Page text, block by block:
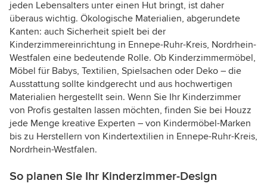
jeden Lebensalters unter einen Hut bringt, ist daher
überaus wichtig. Ökologische Materialien, abgerundete
Kanten: auch Sicherheit spielt bei der
Kinderzimmereinrichtung in Ennepe-Ruhr-Kreis, Nordrhein-
Westfalen eine bedeutende Rolle. Ob Kinderzimmermöbel,
Möbel für Babys, Textilien, Spielsachen oder Deko – die
Ausstattung sollte kindgerecht und aus hochwertigen
Materialien hergestellt sein. Wenn Sie Ihr Kinderzimmer
von Profis gestalten lassen möchten, finden Sie bei Houzz
jede Menge kreative Experten – von Kindermöbel-Marken
bis zu Herstellern von Kindertextilien in Ennepe-Ruhr-Kreis,
Nordrhein-Westfalen.
So planen Sie Ihr Kinderzimmer-Design